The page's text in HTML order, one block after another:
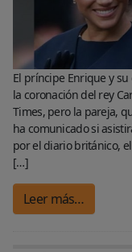
El príncipe Enrique y
la coronación del rey
Times, pero la pareja,
ha comunicado si
por el diario británico,
[…]
Leer más…